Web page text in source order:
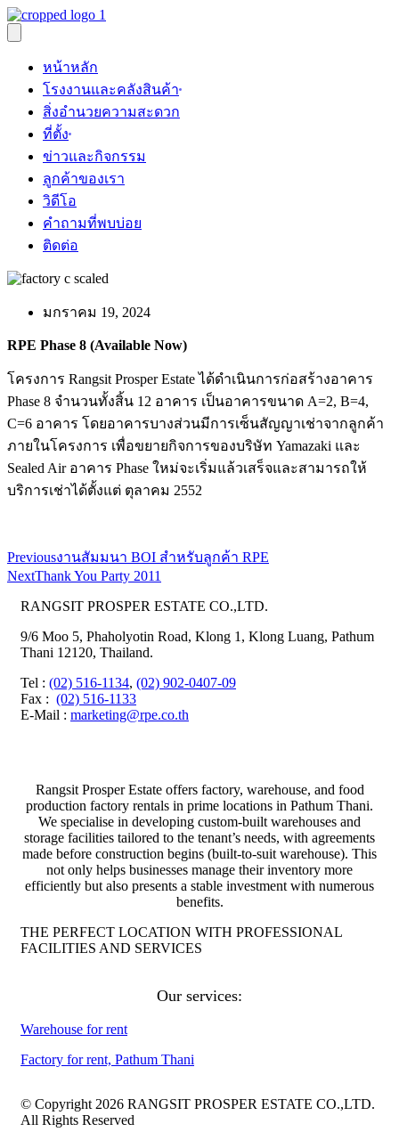
Skip
to
content
หน้าหลัก
โรงงานและคลังสินค้า
สิ่งอำนวยความสะดวก
ที่ตั้ง
ข่าวและกิจกรรม
ลูกค้าของเรา
วิดีโอ
คำถามที่พบบ่อย
ติดต่อ
มกราคม 19, 2024
RPE Phase 8 (Available Now)
โครงการ Rangsit Prosper Estate ได้ดำเนินการก่อสร้างอาคาร
Phase 8 จำนวนทั้งสิ้น 12 อาคาร เป็นอาคารขนาด A=2, B=4,
C=6 อาคาร โดยอาคารบางส่วนมีการเซ็นสัญญาเช่าจากลูกค้า
ภายในโครงการ เพื่อขยายกิจการของบริษัท Yamazaki และ
Sealed Air อาคาร Phase ใหม่จะเริ่มแล้วเสร็จและสามารถให้
บริการเช่าได้ตั้งแต่ ตุลาคม 2552
Previousงานสัมมนา BOI สำหรับลูกค้า RPE
NextThank You Party 2011
RANGSIT PROSPER ESTATE CO.,LTD.
9/6 Moo 5, Phaholyotin Road, Klong 1, Klong Luang, Pathum
Thani 12120, Thailand.
Tel : (02) 516-1134, (02) 902-0407-09
Fax : (02) 516-1133
E-Mail : marketing@rpe.co.th
Rangsit Prosper Estate offers factory, warehouse, and food
production factory rentals in prime locations in Pathum Thani.
We specialise in developing custom-built warehouses and
storage facilities tailored to the tenant’s needs, with agreements
made before construction begins (built-to-suit warehouse). This
not only helps businesses manage their inventory more
efficiently but also presents a stable investment with numerous
benefits.
THE PERFECT LOCATION WITH PROFESSIONAL
FACILITIES AND SERVICES
Our services:
Warehouse for rent
Factory for rent, Pathum Thani
© Copyright 2026 RANGSIT PROSPER ESTATE CO.,LTD.
All Rights Reserved